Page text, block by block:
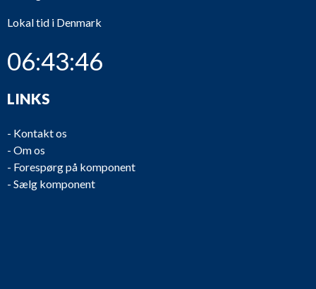
Lokal tid i Denmark
06:43:46
LINKS
- Kontakt os
- Om os
- Forespørg på komponent
- Sælg komponent